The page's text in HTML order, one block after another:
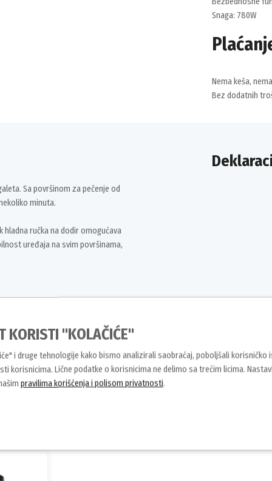
Snaga: 780W
Nema keša,
Bez dodatnih
Sa površinom za pečenje od
minuta.
ručka na dodir omogućava
uređaja na svim površinama,
KORISTI "KOLAČIĆE"
i druge tehnologije kako bismo analizirali saobraćaj, poboljšali korisničko
korisnicima. Lične podatke o korisnicima ne delimo sa trećim licima.
pravilima korišćenja i polisom privatnosti.